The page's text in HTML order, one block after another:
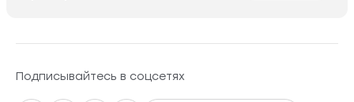
Подписывайтесь в соцсетях